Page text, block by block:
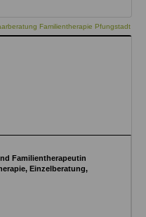
Familientherapie Pfungstadt
Familientherapeutin
Einzelberatung,